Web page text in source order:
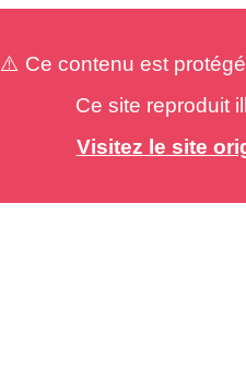
⚠️ Ce contenu est
Ce site reproduit
Visitez le site